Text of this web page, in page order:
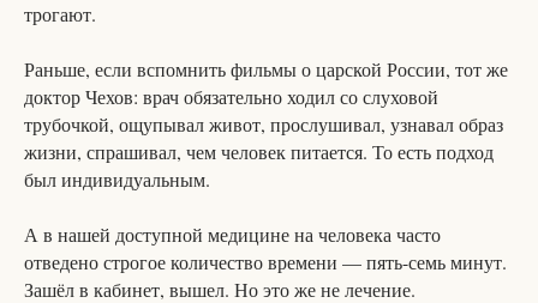
трогают.
Раньше, если вспомнить фильмы о царской России, тот же
доктор Чехов: врач обязательно ходил со слуховой
трубочкой, ощупывал живот, прослушивал, узнавал образ
жизни, спрашивал, чем человек питается. То есть подход
был индивидуальным.
А в нашей доступной медицине на человека часто
отведено строгое количество времени — пять-семь минут.
Зашёл в кабинет, вышел. Но это же не лечение.